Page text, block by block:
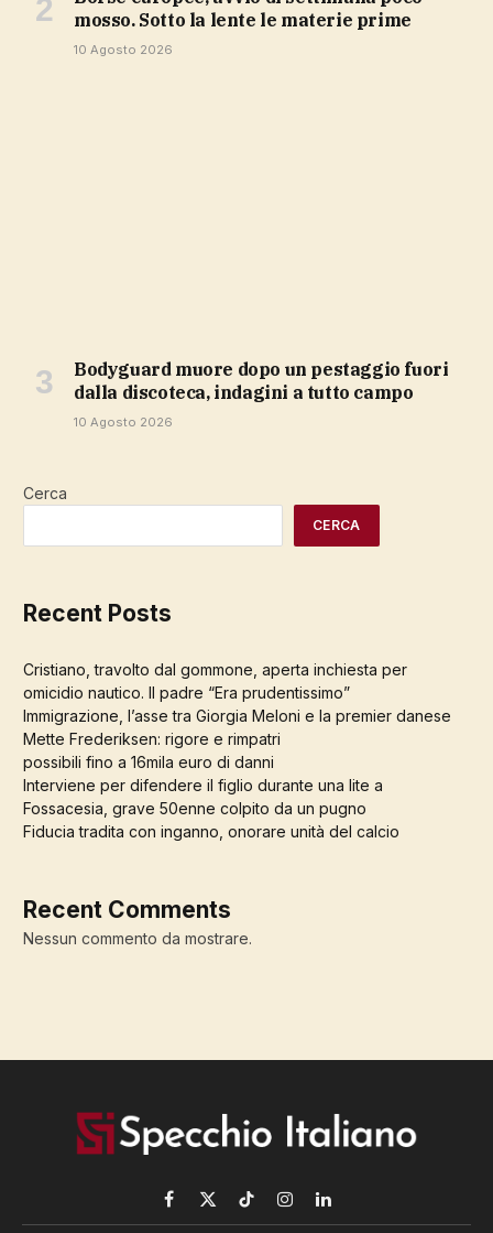
mosso. Sotto la lente le materie prime
10 Agosto 2026
Bodyguard muore dopo un pestaggio fuori
dalla discoteca, indagini a tutto campo
10 Agosto 2026
Cerca
CERCA
Recent Posts
Cristiano, travolto dal gommone, aperta inchiesta per
omicidio nautico. Il padre “Era prudentissimo”
Immigrazione, l’asse tra Giorgia Meloni e la premier danese
Mette Frederiksen: rigore e rimpatri
possibili fino a 16mila euro di danni
Interviene per difendere il figlio durante una lite a
Fossacesia, grave 50enne colpito da un pugno
Fiducia tradita con inganno, onorare unità del calcio
Recent Comments
Nessun commento da mostrare.
Facebook
X
TikTokInstagramLinkedIn